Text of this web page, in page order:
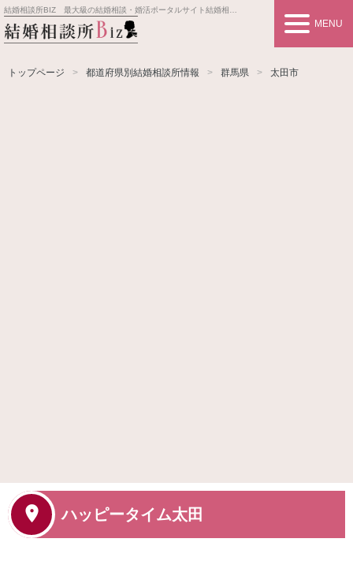
結婚相談所BIZ 最大級の結婚相談・婚活ポータルサイト結婚相談所事業者情報や婚活お見合いの悩み、対策を紹介します。
MENU
トップページ 都道府県別結婚相談所情報 群馬県 太田市
ハッピータイム太田